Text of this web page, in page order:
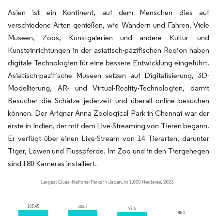
Asien ist ein Kontinent, auf dem Menschen dies auf
verschiedene Arten genießen, wie Wandern und Fahren. Viele
Museen, Zoos, Kunstgalerien und andere Kultur- und
Kunsteinrichtungen in der asiatisch-pazifischen Region haben
digitale Technologien für eine bessere Entwicklung eingeführt.
Asiatisch-pazifische Museen setzen auf Digitalisierung, 3D-
Modellierung, AR- und Virtual-Reality-Technologien, damit
Besucher die Schätze jederzeit und überall online besuchen
können. Der Arignar Anna Zoological Park in Chennai war der
erste in Indien, der mit dem Live-Streaming von Tieren begann.
Er verfügt über einen Live-Stream von 14 Tierarten, darunter
Tiger, Löwen und Flusspferde. Im Zoo und in den Tiergehegen
sind 180 Kameras installiert.